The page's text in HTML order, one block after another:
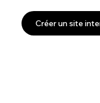
Créer un site